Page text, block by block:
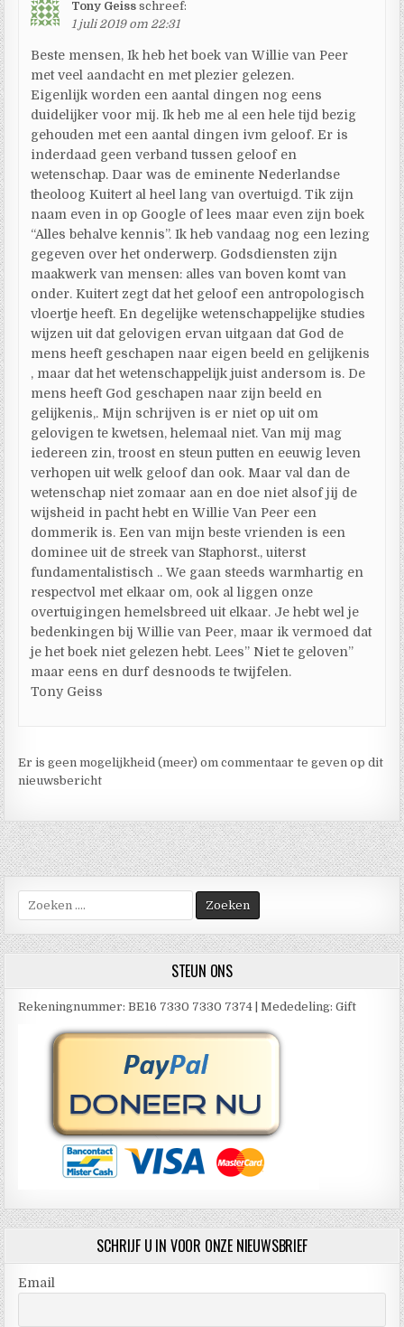
Tony Geiss schreef:
1 juli 2019 om 22:31
Beste mensen, Ik heb het boek van Willie van Peer
met veel aandacht en met plezier gelezen.
Eigenlijk worden een aantal dingen nog eens
duidelijker voor mij. Ik heb me al een hele tijd bezig
gehouden met een aantal dingen ivm geloof. Er is
inderdaad geen verband tussen geloof en
wetenschap. Daar was de eminente Nederlandse
theoloog Kuitert al heel lang van overtuigd. Tik zijn
naam even in op Google of lees maar even zijn boek
“Alles behalve kennis”. Ik heb vandaag nog een lezing
gegeven over het onderwerp. Godsdiensten zijn
maakwerk van mensen: alles van boven komt van
onder. Kuitert zegt dat het geloof een antropologisch
vloertje heeft. En degelijke wetenschappelijke studies
wijzen uit dat gelovigen ervan uitgaan dat God de
mens heeft geschapen naar eigen beeld en gelijkenis
, maar dat het wetenschappelijk juist andersom is. De
mens heeft God geschapen naar zijn beeld en
gelijkenis,. Mijn schrijven is er niet op uit om
gelovigen te kwetsen, helemaal niet. Van mij mag
iedereen zin, troost en steun putten en eeuwig leven
verhopen uit welk geloof dan ook. Maar val dan de
wetenschap niet zomaar aan en doe niet alsof jij de
wijsheid in pacht hebt en Willie Van Peer een
dommerik is. Een van mijn beste vrienden is een
dominee uit de streek van Staphorst., uiterst
fundamentalistisch .. We gaan steeds warmhartig en
respectvol met elkaar om, ook al liggen onze
overtuigingen hemelsbreed uit elkaar. Je hebt wel je
bedenkingen bij Willie van Peer, maar ik vermoed dat
je het boek niet gelezen hebt. Lees” Niet te geloven”
maar eens en durf desnoods te twijfelen.
Tony Geiss
Er is geen mogelijkheid (meer) om commentaar te geven op dit
nieuwsbericht
Zoek
naar:
STEUN ONS
Rekeningnummer: BE16 7330 7330 7374 | Mededeling: Gift
SCHRIJF U IN VOOR ONZE NIEUWSBRIEF
Email